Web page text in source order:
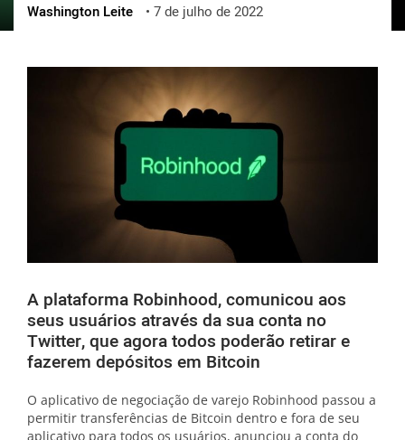
ქართული
vietnamese
Washington Leite • 7 de julho de 2022
A plataforma Robinhood, comunicou aos
seus usuários através da sua conta no
Twitter, que agora todos poderão retirar e
fazerem depósitos em Bitcoin
O aplicativo de negociação de varejo Robinhood passou a
permitir transferências de Bitcoin dentro e fora de seu
aplicativo para todos os usuários, anunciou a conta do